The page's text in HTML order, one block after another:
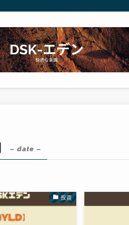
– date –
投資